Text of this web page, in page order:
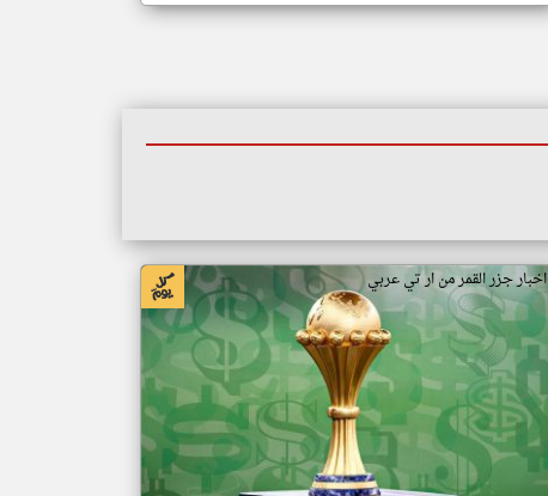
اخبار جزر القمر من ار تي عربي